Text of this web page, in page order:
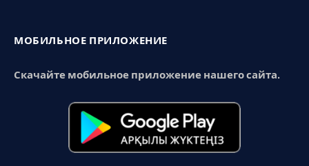
МОБИЛЬНОЕ ПРИЛОЖЕНИЕ
Скачайте мобильное приложение нашего сайта.